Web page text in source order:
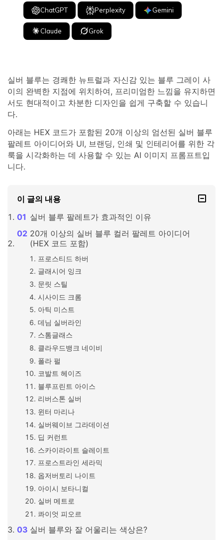
ChatGPT Perplexity Gemini
Claude Grok
실버 블루는 경쾌한 뉴트럴과 자신감 있는 블루 그레이 사
이의 완벽한 지점에 위치하여, 프리미엄한 느낌을 유지하면
서도 현대적이고 차분한 디자인을 쉽게 구축할 수 있습니
다.
아래는 HEX 코드가 포함된 20개 이상의 엄선된 실버 블루
팔레트 아이디어와 UI, 브랜딩, 인쇄 및 인테리어를 위한 각
룩을 시각화하는 데 사용할 수 있는 AI 이미지 프롬프트입
니다.
이 글의 내용
실버 블루 팔레트가 효과적인 이유
20개 이상의 실버 블루 컬러 팔레트 아이디어
(HEX 코드 포함)
프로스티드 하버
글래시어 잉크
문릿 스틸
시사이드 크롬
아틱 미스트
데님 실버라인
스톰글래스
클라우드뱅크 네이비
폴라 펄
코발트 헤이즈
블루프린트 아이스
리버스톤 실버
윈터 마리나
실버웨이브 그라데이션
딥 커런트
스카이라이트 슬레이트
프로스트라인 세라믹
옵저버토리 나이트
아이시 보타니컬
실버 메트로
콰이엇 피오르
실버 블루와 잘 어울리는 색상은?